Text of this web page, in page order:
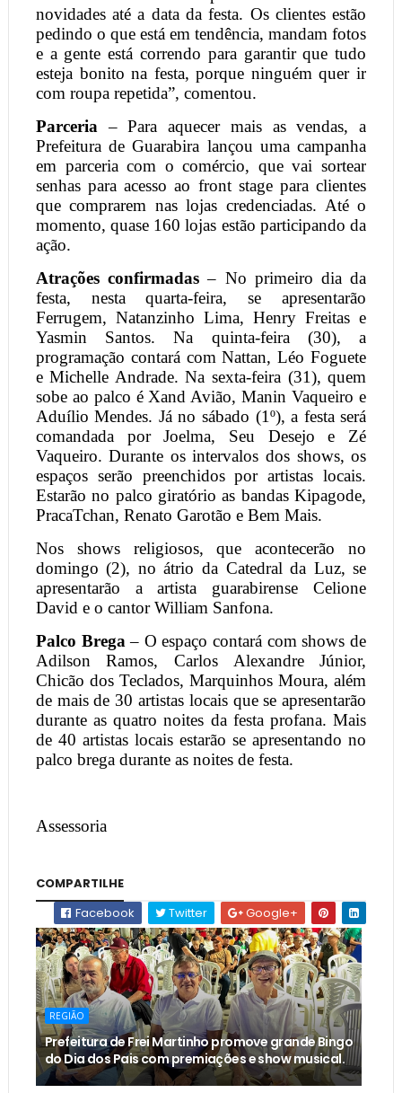
novidades até a data da festa. Os clientes estão
pedindo o que está em tendência, mandam fotos
e a gente está correndo para garantir que tudo
esteja bonito na festa, porque ninguém quer ir
com roupa repetida”, comentou.
Parceria– Para aquecer mais as vendas, a
Prefeitura de Guarabira lançou uma campanha
em parceria com o comércio, que vai sortear
senhas para acesso ao front stage para clientes
que comprarem nas lojas credenciadas. Até o
momento, quase 160 lojas estão participando da
ação.
Atrações confirmadas – No primeiro dia da
festa, nesta quarta-feira, se apresentarão
Ferrugem, Natanzinho Lima, Henry Freitas e
Yasmin Santos. Na quinta-feira (30), a
programação contará com Nattan, Léo Foguete
e Michelle Andrade. Na sexta-feira (31), quem
sobe ao palco é Xand Avião, Manin Vaqueiro e
Aduílio Mendes. Já no sábado (1º), a festa será
comandada por Joelma, Seu Desejo e Zé
Vaqueiro. Durante os intervalos dos shows, os
espaços serão preenchidos por artistas locais.
Estarão no palco giratório as bandas Kipagode,
PracaTchan, Renato Garotão e Bem Mais.
Nos shows religiosos, que acontecerão no
domingo (2), no átrio da Catedral da Luz, se
apresentarão a artista guarabirense Celione
David e o cantor William Sanfona.
Palco Brega– O espaço contará com shows de
Adilson Ramos, Carlos Alexandre Júnior,
Chicão dos Teclados, Marquinhos Moura, além
de mais de 30 artistas locais que se apresentarão
durante as quatro noites da festa profana. Mais
de 40 artistas locais estarão se apresentando no
palco brega durante as noites de festa.
Assessoria
COMPARTILHE
Facebook
Twitter Google+
REGIÃO
Prefeitura de Frei Martinho promove grande Bingo
do Dia dos Pais com premiações e show musical.